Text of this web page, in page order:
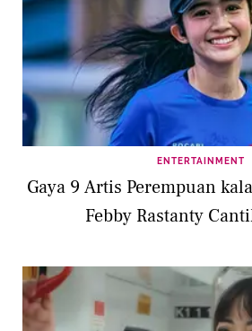
ENTERTAINMENT
Gaya 9 Artis Perempuan
Febby Rastanty